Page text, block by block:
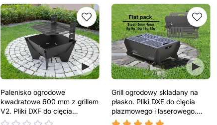
Palenisko ogrodowe
kwadratowe 600 mm z grillem
V2. Pliki DXF do cięcia
plazmowego i laserowego
Grill ogrodowy składany na
płasko. Pliki DXF do cięcia
plazmowego i laserowego.
Turystyczny grill